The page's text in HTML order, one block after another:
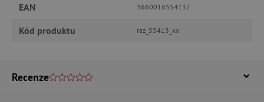
EAN 3660016554132
Kód produktu raz_55413_xx
Recenze
MARKETINGOVÉ COOKIES
FUNKČNÍ SOUBORY